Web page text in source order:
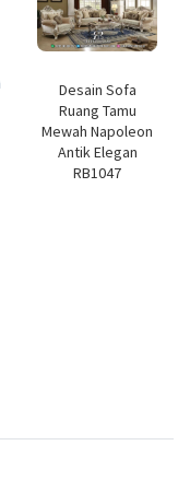
Desain Sofa
Ruang Tamu
Mewah Napoleon
Antik Elegan
RB1047